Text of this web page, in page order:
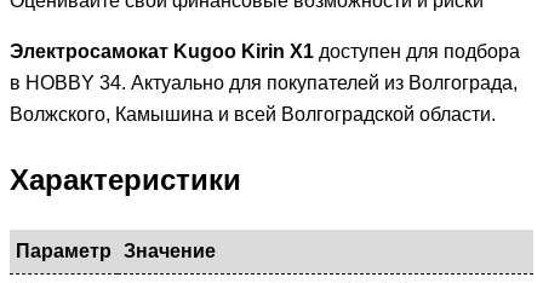
Электросамокат Kugoo Kirin X1 доступен для подбора
в HOBBY 34. Актуально для покупателей из Волгограда,
Волжского, Камышина и всей Волгоградской области.
Характеристики
Параметр Значение